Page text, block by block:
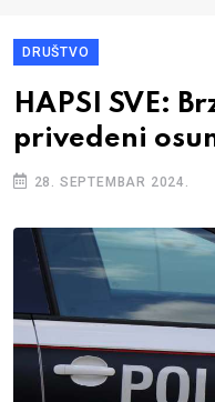
DRUŠTVO
HAPSI SVE:
privedeni
28. SEPTEMBAR 2024.